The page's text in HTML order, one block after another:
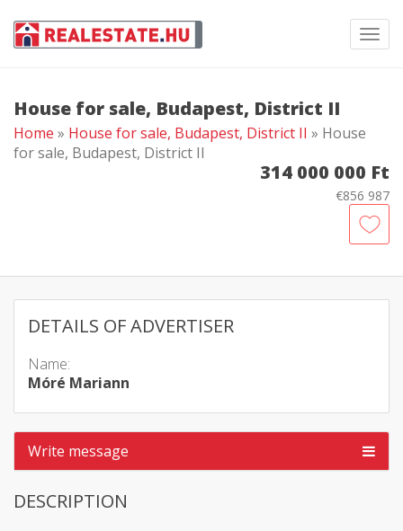
House for sale, Budapest, District II
Home » House for sale, Budapest, District II » House
for sale, Budapest, District II
314 000 000 Ft
€856 987
DETAILS OF ADVERTISER
Name:
Móré Mariann
Write message
DESCRIPTION